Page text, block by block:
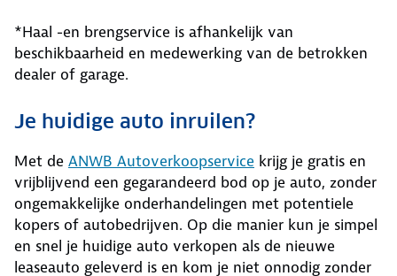
*Haal -en brengservice is afhankelijk van
beschikbaarheid en medewerking van de betrokken
dealer of garage.
Je huidige auto inruilen?
Met de ANWB Autoverkoopservice krijg je gratis en
vrijblijvend een gegarandeerd bod op je auto, zonder
ongemakkelijke onderhandelingen met potentiele
kopers of autobedrijven. Op die manier kun je simpel
en snel je huidige auto verkopen als de nieuwe
leaseauto geleverd is en kom je niet onnodig zonder